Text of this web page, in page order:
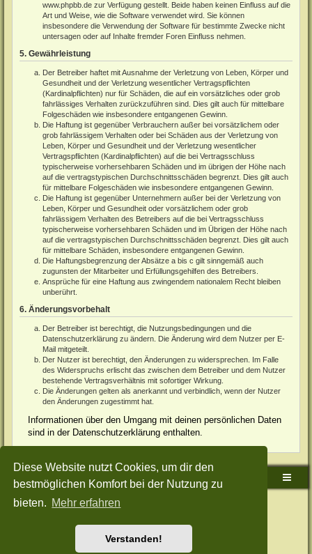
Diese Website nutzt Cookies, um dir den
bestmöglichen Komfort bei der Nutzung zu
bieten. Mehr erfahren
Verstanden!
www.phpbb.de zur Verfügung gestellt. Beide haben keinen Einfluss auf die
Art und Weise, wie die Software verwendet wird. Sie können
insbesondere die Verwendung der Software für bestimmte Zwecke nicht
untersagen oder auf Inhalte fremder Foren Einfluss nehmen.
5. Gewährleistung
Der Betreiber haftet mit Ausnahme der Verletzung von Leben, Körper und
Gesundheit und der Verletzung wesentlicher Vertragspflichten
(Kardinalpflichten) nur für Schäden, die auf ein vorsätzliches oder grob
fahrlässiges Verhalten zurückzuführen sind. Dies gilt auch für mittelbare
Folgeschäden wie insbesondere entgangenen Gewinn.
Die Haftung ist gegenüber Verbrauchern außer bei vorsätzlichem oder
grob fahrlässigem Verhalten oder bei Schäden aus der Verletzung von
Leben, Körper und Gesundheit und der Verletzung wesentlicher
Vertragspflichten (Kardinalpflichten) auf die bei Vertragsschluss
typischerweise vorhersehbaren Schäden und im übrigen der Höhe nach
auf die vertragstypischen Durchschnittsschäden begrenzt. Dies gilt auch
für mittelbare Folgeschäden wie insbesondere entgangenen Gewinn.
Die Haftung ist gegenüber Unternehmern außer bei der Verletzung von
Leben, Körper und Gesundheit oder vorsätzlichem oder grob
fahrlässigem Verhalten des Betreibers auf die bei Vertragsschluss
typischerweise vorhersehbaren Schäden und im Übrigen der Höhe nach
auf die vertragstypischen Durchschnittsschäden begrenzt. Dies gilt auch
für mittelbare Schäden, insbesondere entgangenen Gewinn.
Die Haftungsbegrenzung der Absätze a bis c gilt sinngemäß auch
zugunsten der Mitarbeiter und Erfüllungsgehilfen des Betreibers.
Ansprüche für eine Haftung aus zwingendem nationalem Recht bleiben
unberührt.
6. Änderungsvorbehalt
Der Betreiber ist berechtigt, die Nutzungsbedingungen und die
Datenschutzerklärung zu ändern. Die Änderung wird dem Nutzer per E-
Mail mitgeteilt.
Der Nutzer ist berechtigt, den Änderungen zu widersprechen. Im Falle
des Widerspruchs erlischt das zwischen dem Betreiber und dem Nutzer
bestehende Vertragsverhältnis mit sofortiger Wirkung.
Die Änderungen gelten als anerkannt und verbindlich, wenn der Nutzer
den Änderungen zugestimmt hat.
Informationen über den Umgang mit deinen persönlichen Daten
sind in der Datenschutzerklärung enthalten.
Sudden-Strike-Maps.de Hauptseite Foren-Übersicht
Powered byphpBB® Forum Software © phpBB Limited
Style: Green-Style-Split by Joyce&LunaphpBB-Style-Design
Nutzungsbedingungen